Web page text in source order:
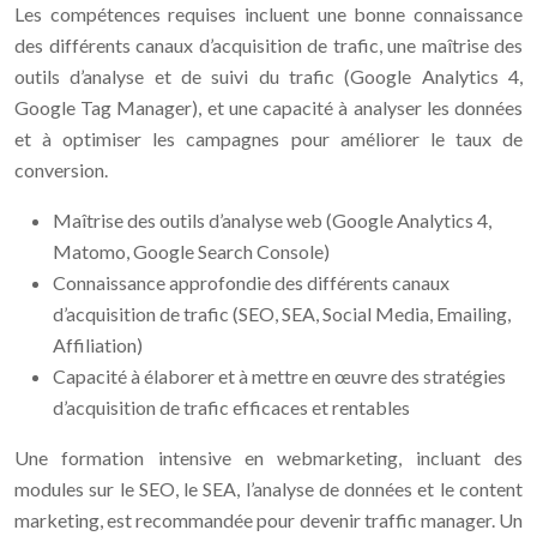
Les compétences requises incluent une bonne connaissance
des différents canaux d’acquisition de trafic, une maîtrise des
outils d’analyse et de suivi du trafic (Google Analytics 4,
Google Tag Manager), et une capacité à analyser les données
et à optimiser les campagnes pour améliorer le taux de
conversion.
Maîtrise des outils d’analyse web (Google Analytics 4,
Matomo, Google Search Console)
Connaissance approfondie des différents canaux
d’acquisition de trafic (SEO, SEA, Social Media, Emailing,
Affiliation)
Capacité à élaborer et à mettre en œuvre des stratégies
d’acquisition de trafic efficaces et rentables
Une formation intensive en webmarketing, incluant des
modules sur le SEO, le SEA, l’analyse de données et le content
marketing, est recommandée pour devenir traffic manager. Un